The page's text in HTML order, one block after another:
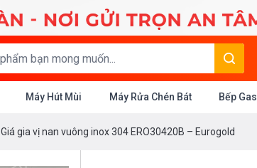
Máy Hút Mùi Máy Rửa Chén Bát Bếp Gas
Giá gia vị nan vuông inox 304 ERO30420B – Eurogold